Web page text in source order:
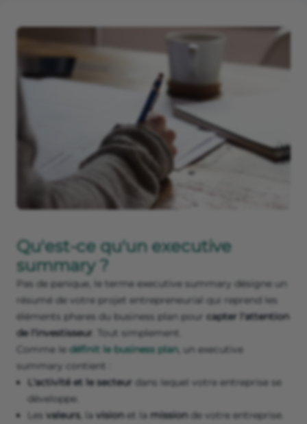
Qu'est-ce qu'un executive
summary ?
Pas de panique, le terme executive summary désigne un
résumé de votre projet entrepreneurial qui reprend les
éléments phares du business plan pour capter l'attention
de l'investisseur . Tout simplement.
Comme le définit le business plan, un executive
summary contient :
L'activité et le secteur dans lequel votre entreprise se
développe.
Les valeurs, la visionet la missionde votre entreprise.